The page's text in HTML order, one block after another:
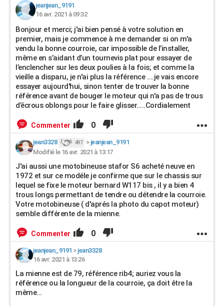
jeanjean_9191
16 avr. 2021 à 09:32
Bonjour et merci; j'ai bien pensé à votre solution en
premier, mais je commence à me demander si on m'a
vendu la bonne courroie, car impossible de l’installer,
même en s’aidant d’un tournevis plat pour essayer de
l’enclencher sur les deux poulies à la fois; et comme la
vieille a disparu, je n'ai plus la référence ....je vais encore
essayer aujourd'hui, sinon tenter de trouver la bonne
référence avant de bouger le moteur qui n'a pas de trous
d’écrous oblongs pour le faire glisser.....Cordialement
Commenter 0
jean3328 497 > jeanjean_9191
Modifié le 16 avr. 2021 à 13:17
J'ai aussi une motobineuse stafor S6 acheté neuve en
1972 et sur ce modéle je confirme que sur le chassis sur
lequel se fixe le moteur bernard W117 bis , il y a bien 4
trous longs permettant de tendre ou détendre la courroie.
Votre motobineuse ( d'aprés la photo du capot moteur)
semble différente de la mienne.
Commenter 0
jeanjean_9191 > jean3328
16 avr. 2021 à 13:26
La mienne est de 79, référence rib4; auriez vous la
référence ou la longueur de la courroie, ça doit être la
même...